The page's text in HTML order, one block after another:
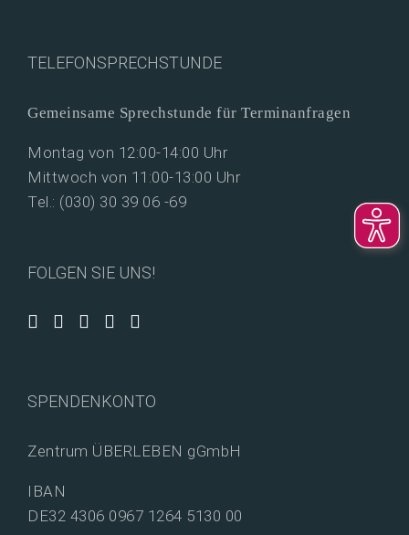
TELEFONSPRECHSTUNDE
Gemeinsame Sprechstunde für Terminanfragen
Montag von 12:00-14:00 Uhr
Mittwoch von 11:00-13:00 Uhr
Tel.: (030) 30 39 06 -69
FOLGEN SIE UNS!
SPENDENKONTO
Zentrum ÜBERLEBEN gGmbH
IBAN
DE32 4306 0967 1264 5130 00